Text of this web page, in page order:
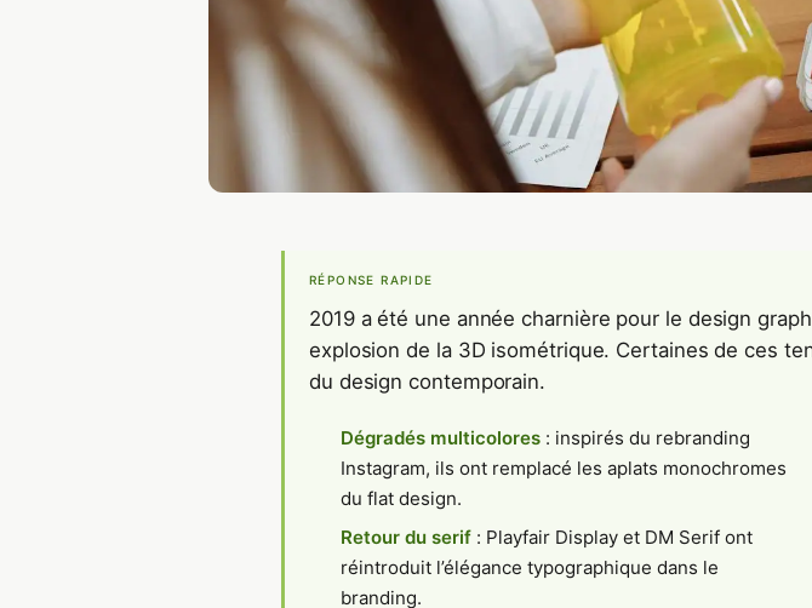
RÉPONSE RAPIDE
2019 a été une année charnière pour le design
explosion de la 3D isométrique. Certaines de ces
du design contemporain.
Dégradés multicolores: inspirés du rebranding
Instagram, ils ont remplacé les aplats monochromes
du flat design.
Retour du serif: Playfair Display et DM Serif ont
réintroduit l’élégance typographique dans le
branding.